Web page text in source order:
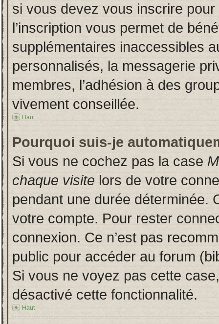
si vous devez vous inscrire
l’inscription vous permet de
supplémentaires inaccessibles
personnalisés, la messagerie
membres, l’adhésion à des
vivement conseillée.
Haut
Pourquoi suis-je
Si vous ne cochez pas la case
chaque visite lors de votre
pendant une durée déterminée.
votre compte. Pour rester
connexion. Ce n’est pas
public pour accéder au forum
Si vous ne voyez pas cette
désactivé cette fonctionnalité.
Haut